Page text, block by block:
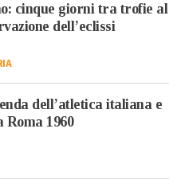
cinque giorni tra trofie al
dell’eclissi
dell’atletica italiana e
Roma 1960